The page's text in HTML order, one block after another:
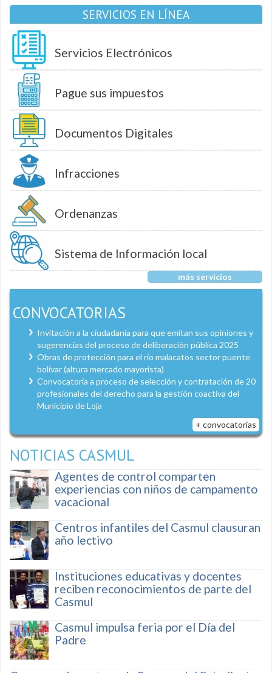
SERVICIOS EN LÍNEA
Servicios Electrónicos
Pague sus impuestos
Documentos Digitales
Infracciones
Ordenanzas
Sistema de Información local
más servicios
CONVOCATORIAS
Invitación a la ciudadanía para que emitan sus opiniones y
sugerencias del proceso de deliberación pública 2025
Obras de protección para el río malacatos sector puente
bolívar (altura mercado mayorista)
Convocatoria a proceso de selección y contratación de 20
profesionales del derecho para la gestión coactiva del
Municipio de Loja
+ convocatorias
NOTICIAS CASMUL
Agentes de control comparten
experiencias con niños de campamento
vacacional
Centros infantiles del Casmul clausuran
año lectivo
Instituciones educativas y docentes
reciben reconocimientos de parte del
Casmul
Casmul impulsa feria por el Día del
Padre